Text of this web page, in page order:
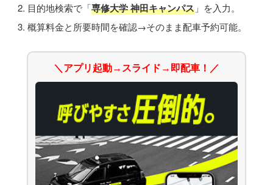
目的地検索で「専修大学 神田キャンパス 」を入力。
概算料金と所要時間を確認→そのまま配車予約可能。
＼アプリ起動→スライド→即配車！／